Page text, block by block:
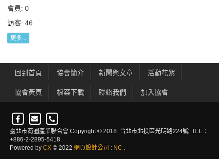
會員: 0
訪客: 46
更多...
回到首頁 協會簡介 新聞與文章 活動花絮
協會黃頁 檔案下載 聯絡我們 加入協會
臺北市商圈產業聯合會 Copyright © 2018 台北市北投區光明路224號 TEL：
+886-2-2895-5418
Powered by CX © 2022 網頁設計公司 : NC .